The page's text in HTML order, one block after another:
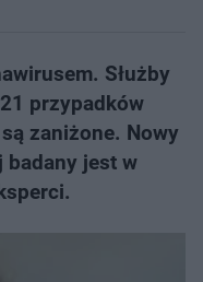
Służby
przypadków
zaniżone. Nowy
badany jest w